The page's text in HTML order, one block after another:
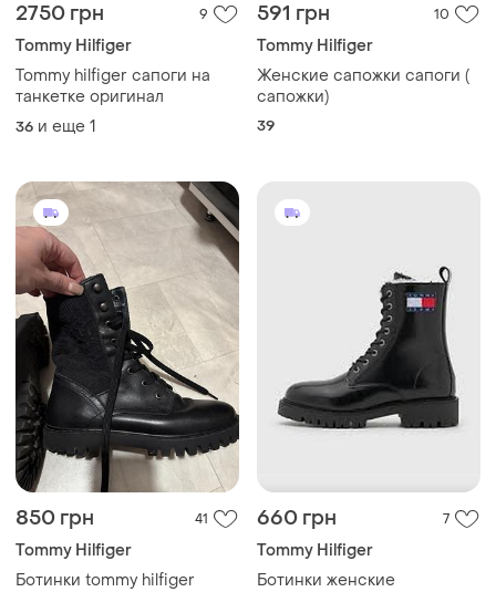
2750 грн 9
Tommy Hilfiger
Tommy hilfiger сапоги на
танкетке оригинал
36 и еще 1
591 грн 10
Tommy Hilfiger
Женские сапожки сапоги (
сапожки)
39
850 грн 41
Tommy Hilfiger
Ботинки tommy hilfiger
660 грн 7
Tommy Hilfiger
Ботинки женские